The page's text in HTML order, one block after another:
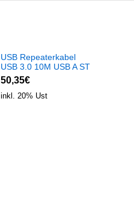
USB Repeaterkabel
USB 3.0 10M USB A ST
<> USB A BU, Aktiv
50,35€
inkl. 20% Ust